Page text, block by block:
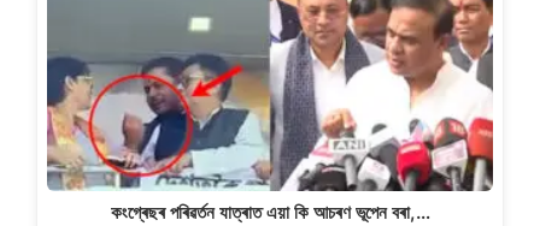
কংগ্ৰেছৰ পৰিৱৰ্তন যাত্ৰাত এয়া কি আচৰণ ভূপেন বৰা,…